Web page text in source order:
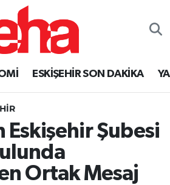
ESKİŞEHİR SON DAKİKA
Eskişehir Şubesi
Ortak Mesaj